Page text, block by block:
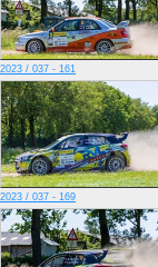
2023 / 037 - 161
2023 / 037 - 169